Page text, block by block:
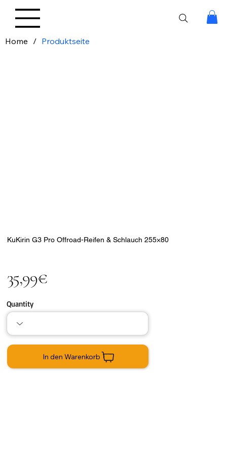
Home / Produktseite
KuKirin G3 Pro Offroad-Reifen & Schlauch 255×80
35,99€
Quantity
In den Warenkorb